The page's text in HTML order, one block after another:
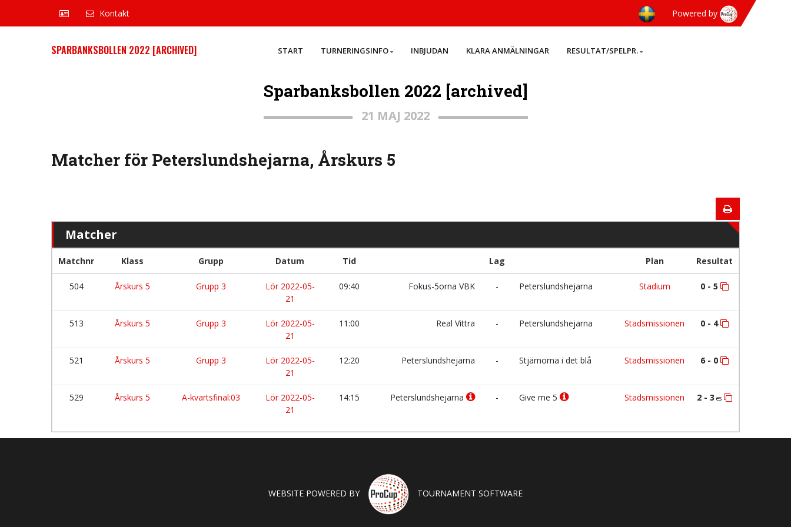
Kontakt Powered by
SPARBANKSBOLLEN 2022 [ARCHIVED] START TURNERINGSINFO INBJUDAN KLARA ANMÄLNINGAR RESULTAT/SPELPR.
Sparbanksbollen 2022 [archived]
21 MAJ 2022
Matcher för Peterslundshejarna, Årskurs 5
Matcher
Matchnr Klass Grupp Datum Tid Lag Plan Resultat
504 Årskurs 5 Grupp 3
Lör 2022-05-
21
09:40 Fokus-5orna VBK - Peterslundshejarna Stadium 0 - 5
513 Årskurs 5 Grupp 3
Lör 2022-05-
21
11:00 Real Vittra - Peterslundshejarna Stadsmissionen 0 - 4
521 Årskurs 5 Grupp 3
Lör 2022-05-
21
12:20 Peterslundshejarna - Stjärnorna i det blå Stadsmissionen 6 - 0
529 Årskurs 5 A-kvartsfinal:03
Lör 2022-05-
21
14:15 Peterslundshejarna - Give me 5 Stadsmissionen 2 - 3 es
WEBSITE POWERED BY TOURNAMENT SOFTWARE